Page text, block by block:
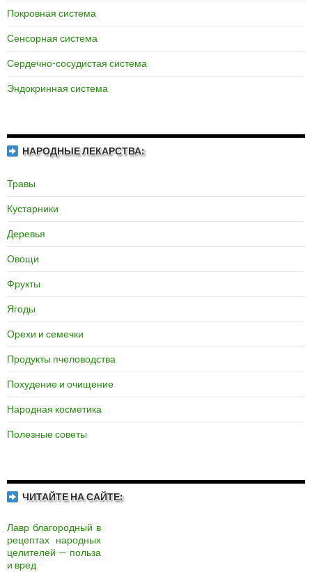
Покровная система
Сенсорная система
Сердечно-сосудистая система
Эндокринная система
НАРОДНЫЕ ЛЕКАРСТВА:
Травы
Кустарники
Деревья
Овощи
Фрукты
Ягоды
Орехи и семечки
Продукты пчеловодства
Похудение и очищение
Народная косметика
Полезные советы
ЧИТАЙТЕ НА САЙТЕ:
Лавр благородный в
рецептах народных
целителей — польза
и вред